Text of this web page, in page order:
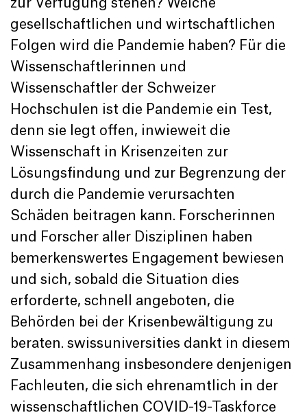
zur Verfügung stehen? Welche
gesellschaftlichen und wirtschaftlichen
Folgen wird die Pandemie haben? Für die
Wissenschaftlerinnen und
Wissenschaftler der Schweizer
Hochschulen ist die Pandemie ein Test,
denn sie legt offen, inwieweit die
Wissenschaft in Krisenzeiten zur
Lösungsfindung und zur Begrenzung der
durch die Pandemie verursachten
Schäden beitragen kann. Forscherinnen
und Forscher aller Disziplinen haben
bemerkenswertes Engagement bewiesen
und sich, sobald die Situation dies
erforderte, schnell angeboten, die
Behörden bei der Krisenbewältigung zu
beraten. swissuniversities dankt in diesem
Zusammenhang insbesondere denjenigen
Fachleuten, die sich ehrenamtlich in der
wissenschaftlichen COVID-19-Taskforce